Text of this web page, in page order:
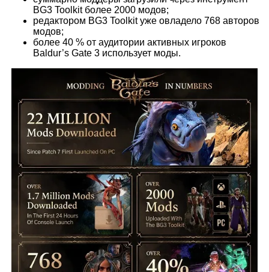
BG3 Toolkit более 2000 модов;
редактором BG3 Toolkit уже овладело 768 авторов
модов;
более 40 % от аудитории активных игроков
Baldur’s Gate 3 использует моды.